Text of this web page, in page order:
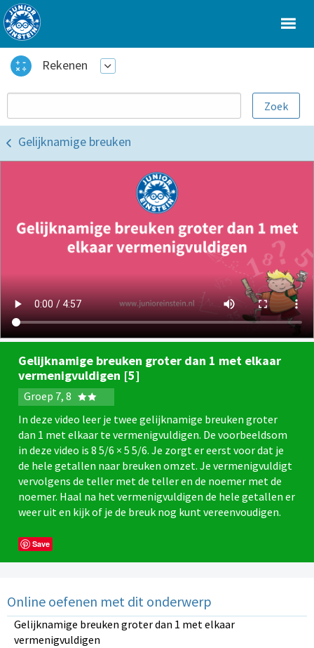
Rekenen
Gelijknamige breuken
Gelijknamige breuken groter dan 1 met elkaar
vermenigvuldigen [5]
Groep 7, 8
In deze video leer je twee gelijknamige breuken groter
dan 1 met elkaar te vermenigvuldigen. De voorbeeldsom
in deze video is 8 5/6 × 5 5/6. Je zorgt er eerst voor dat je
de hele getallen naar breuken omzet. Je vermenigvuldigt
vervolgens de teller met de teller en de noemer met de
noemer. Haal na het vermenigvuldigen de hele getallen er
weer uit en kijk of je de breuk nog kunt vereenvoudigen.
Save
Online oefenen met dit onderwerp
Gelijknamige breuken groter dan 1 met elkaar
vermenigvuldigen